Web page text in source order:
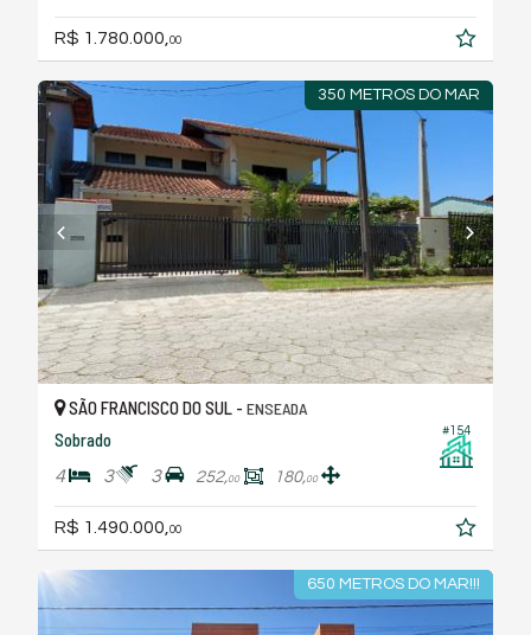
R$ 1.780.000,00
350 METROS DO MAR
#154
SÃO FRANCISCO DO SUL - ENSEADA
Sobrado
4 3 3 252,00 180,00
R$ 1.490.000, 00
650 METROS DO MAR!!!